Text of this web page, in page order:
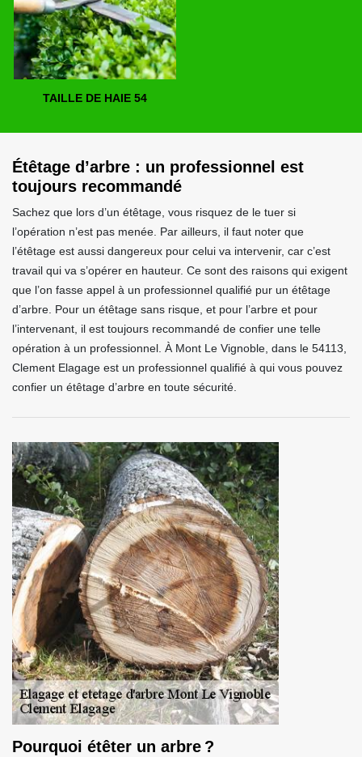
TAILLE DE HAIE 54
Étêtage d’arbre : un professionnel est
toujours recommandé
Sachez que lors d’un étêtage, vous risquez de le tuer si
l’opération n’est pas menée. Par ailleurs, il faut noter que
l’étêtage est aussi dangereux pour celui va intervenir, car c’est
travail qui va s’opérer en hauteur. Ce sont des raisons qui exigent
que l’on fasse appel à un professionnel qualifié pur un étêtage
d’arbre. Pour un étêtage sans risque, et pour l’arbre et pour
l’intervenant, il est toujours recommandé de confier une telle
opération à un professionnel. À Mont Le Vignoble, dans le 54113,
Clement Elagage est un professionnel qualifié à qui vous pouvez
confier un étêtage d’arbre en toute sécurité.
Pourquoi étêter un arbre ?